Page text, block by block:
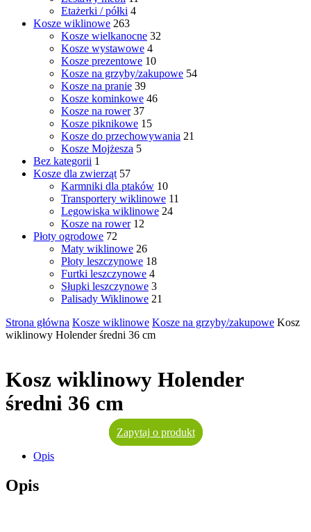
Etażerki / półki 4
Kosze wiklinowe 263
Kosze wielkanocne 32
Kosze wystawowe 4
Kosze prezentowe 10
Kosze na grzyby/zakupowe 54
Kosze na pranie 39
Kosze kominkowe 46
Kosze na rower 37
Kosze piknikowe 15
Kosze do przechowywania 21
Kosze Mojżesza 5
Bez kategorii 1
Kosze dla zwierząt 57
Karmniki dla ptaków 10
Transportery wiklinowe 11
Legowiska wiklinowe 24
Kosze na rower 12
Płoty ogrodowe 72
Maty wiklinowe 26
Płoty leszczynowe 18
Furtki leszczynowe 4
Słupki leszczynowe 3
Palisady Wiklinowe 21
Strona główna Kosze wiklinowe Kosze na grzyby/zakupowe Kosz
wiklinowy Holender średni 36 cm
Kosz wiklinowy Holender
średni 36 cm
Zapytaj o produkt
Opis
Opis